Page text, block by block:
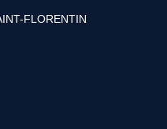
FLORENTIN